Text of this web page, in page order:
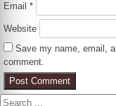
Email*
Website
Save my name, email,
comment.
Search